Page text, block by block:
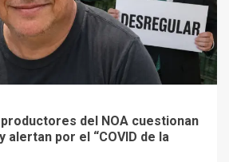
del NOA cuestionan
alertan por el “COVID de la